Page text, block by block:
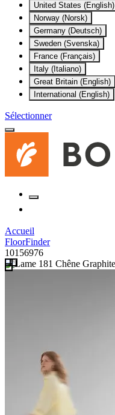
United States (English)
Norway (Norsk)
Germany (Deutsch)
Sweden (Svenska)
France (Français)
Italy (Italiano)
Great Britain (English)
International (English)
Sélectionner
Accueil
FloorFinder
10156976